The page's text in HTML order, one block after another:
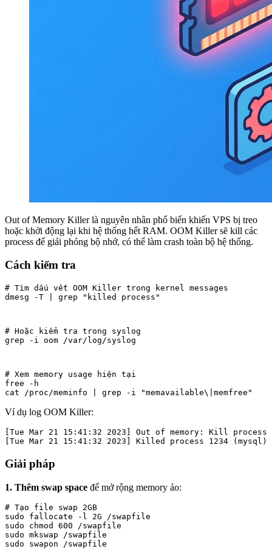
Out of Memory Killer là nguyên nhân phổ biến khiến VPS bị treo
hoặc khởi động lại khi hệ thống hết RAM. OOM Killer sẽ kill các
process để giải phóng bộ nhớ, có thể làm crash toàn bộ hệ thống.
Cách kiểm tra
# Tìm dấu vết OOM Killer trong kernel messages
dmesg -T | grep "killed process"
# Hoặc kiểm tra trong syslog
grep -i oom /var/log/syslog
# Xem memory usage hiện tại
free -h
cat /proc/meminfo | grep -i "memavailable\|memfree"
Ví dụ log OOM Killer:
[Tue Mar 21 15:41:32 2023] Out of memory: Kill
[Tue Mar 21 15:41:32 2023] Killed process 1234
Giải pháp
1. Thêm swap space để mở rộng memory ảo:
# Tạo file swap 2GB
sudo fallocate -l 2G /swapfile
sudo chmod 600 /swapfile
sudo mkswap /swapfile
sudo swapon /swapfile